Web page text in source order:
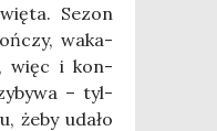
Sezon
waka­
więc i kon­
– tyl­
żeby uda­ło